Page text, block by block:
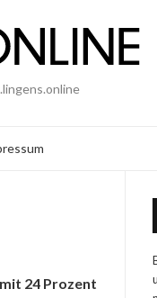
24 Prozent